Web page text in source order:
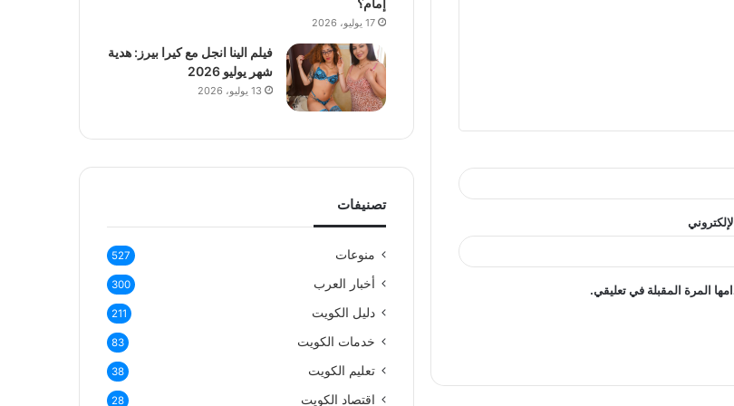
المرة المقبلة في تعليقي.
إمام؟
17 يوليو، 2026
فيلم الينا انجل مع كيرا بيرز: هدية
شهر يوليو 2026
13 يوليو، 2026
تصنيفات
منوعات 527
أخبار العرب 300
دليل الكويت 211
خدمات الكويت 83
تعليم الكويت 38
اقتصاد الكويت 28